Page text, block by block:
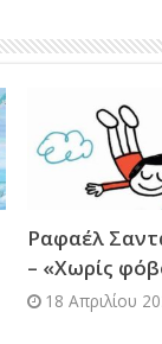
Ραφαέλ
– «Χωρίς
18 Απριλίου